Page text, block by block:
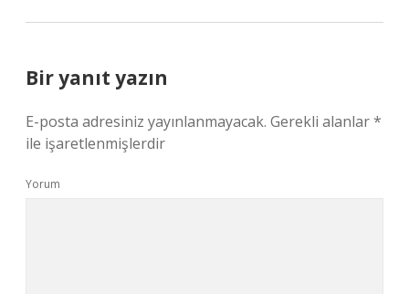
Bir yanıt yazın
E-posta adresiniz yayınlanmayacak. Gerekli alanlar*
ile işaretlenmişlerdir
Yorum